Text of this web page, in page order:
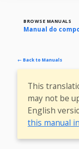
BROWSE MANUALS
Manual do
← Back to Manuals
This
may not be
English
this manual